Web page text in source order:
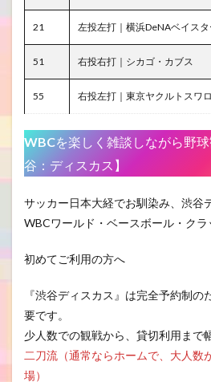
21 左投左打｜横浜DeNAベイス
51 右投右打｜シカゴ・カブス
55 右投左打｜東京ヤクルトスワ
WBCを楽しく雑談しながら野
谷：ディスカス】
サッカー日本大経でお馴染み、渋谷
WBCワールド・ベースボール・クラ
初めてご利用の方へ
『渋谷ディスカス』は完全予約制
要です。
少人数での観戦から、貸切利用まで
二刀流（通常ならホームで、大人数
場）